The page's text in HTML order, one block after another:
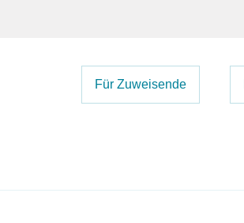
Für Zuweisende